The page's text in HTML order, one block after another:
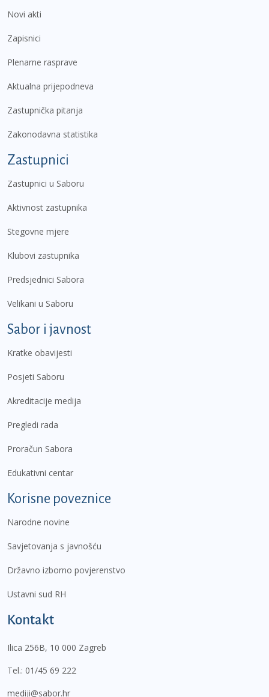
Novi akti
Zapisnici
Plenarne rasprave
Aktualna prijepodneva
Zastupnička pitanja
Zakonodavna statistika
Zastupnici
Zastupnici u Saboru
Aktivnost zastupnika
Stegovne mjere
Klubovi zastupnika
Predsjednici Sabora
Velikani u Saboru
Sabor i javnost
Kratke obavijesti
Posjeti Saboru
Akreditacije medija
Pregledi rada
Proračun Sabora
Edukativni centar
Korisne poveznice
Narodne novine
Savjetovanja s javnošću
Državno izborno povjerenstvo
Ustavni sud RH
Kontakt
Ilica 256B, 10 000 Zagreb
Tel.: 01/45 69 222
mediji@sabor.hr